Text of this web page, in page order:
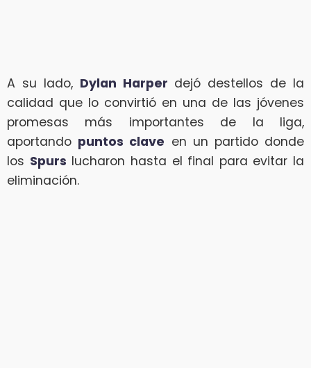
A su lado, Dylan Harper dejó destellos de la
calidad que lo convirtió en una de las jóvenes
promesas más importantes de la liga,
aportando puntos clave en un partido donde
los Spurs lucharon hasta el final para evitar la
eliminación.